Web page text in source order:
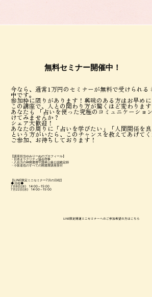
無料セミナー開催中！
今なら、通常1万円のセミナーが無料で受けられる
中です。
参加枠に限りがあります！興味のある方はお早めに
この講座で、人との関わり方が驚くほど変わります
あなたも 「占いを使った究極のコミュニケーショ
けてみませんか？
シェア大歓迎！
あなたの周りに「占いを学びたい」「人間関係を良
という方がいたら、このチャンスを教えてあげてく
ご参加、お待ちしております！
【講座担当ゆみりーぬのプロフィール】
・日本オラクリティ協会理事
・八百万の神開運暦守護神上級公認鑑定師
・小坂達也のすべての開運暦講座受付
【LINE限定ミニセミナー7月の日程】
◆日程◆
7月8日(水) 14:00～15:00
7月22日(水) 14:00～15:00
LINE限定開運ミニセミナーへのご参加希望の方はこちら